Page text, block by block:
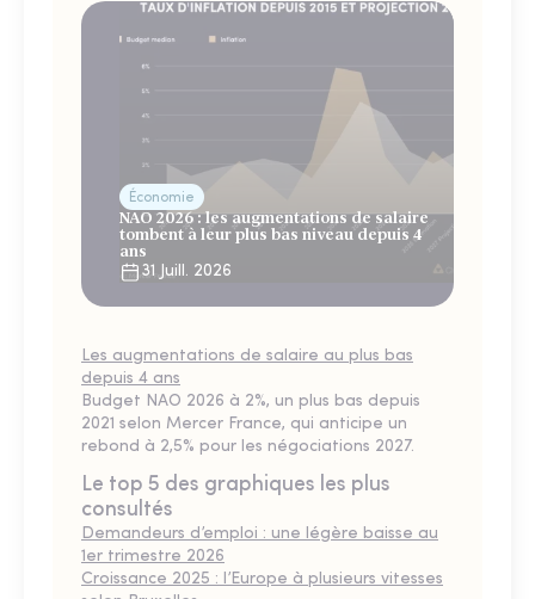
Économie
NAO 2026 : les augmentations de salaire
tombent à leur plus bas niveau depuis 4
ans
31 Juill. 2026
Les augmentations de salaire au plus bas
depuis 4 ans
Budget NAO 2026 à 2%, un plus bas depuis
2021 selon Mercer France, qui anticipe un
rebond à 2,5% pour les négociations 2027.
Le top 5 des graphiques les plus
consultés
Demandeurs d’emploi : une légère baisse au
1er trimestre 2026
Croissance 2025 : l’Europe à plusieurs vitesses